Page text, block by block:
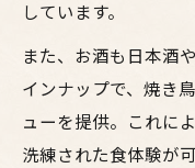
しています。
また、お酒も日本酒
インナップで、焼き
ューを提供。これに
洗練された食体験が